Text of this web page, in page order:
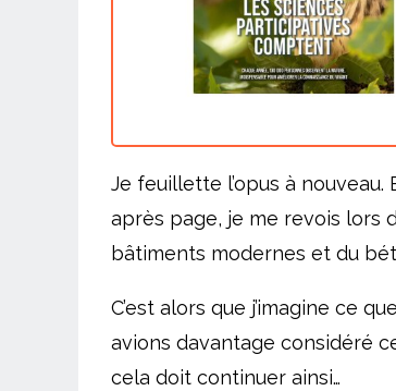
Je feuillette l’opus à
après page, je me revois lors
bâtiments modernes et du
C’est alors que j’imagine ce
avions davantage considéré
cela doit continuer ainsi…